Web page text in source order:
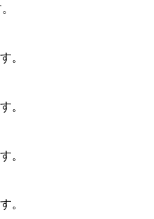
。
。
。
。